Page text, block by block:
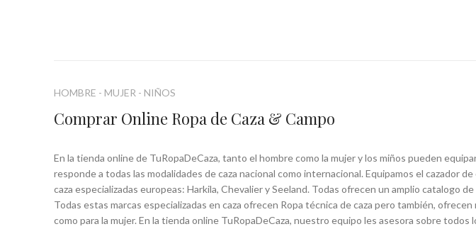
HOMBRE - MUJER - NIÑOS
Comprar Online Ropa de Caza & Campo
En la tienda online de TuRopaDeCaza, tanto el hombre como la mujer y los miños pueden
responde a todas las modalidades de caza nacional como internacional. Equipamos el cazador
caza especializadas europeas: Harkila, Chevalier y Seeland. Todas ofrecen un amplio catalogo
Todas estas marcas especializadas en caza ofrecen Ropa técnica de caza pero también,
como para la mujer. En la tienda online TuRopaDeCaza, nuestro equipo les asesora sobre